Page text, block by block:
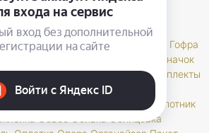
оборудование
Воблер Воздухозаборник
Гофра
Значок
Кенгурин Коврик Комплект Комплекты
Лебедка Лестница
Накапотник
Облицовка